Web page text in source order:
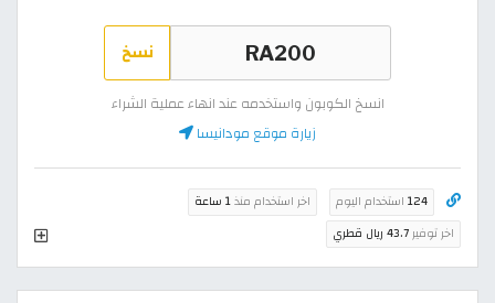
نسخ
انسخ الكوبون واستخدمه عند انهاء عملية الشراء
زيارة موقع مودانيسا
124 استخدام اليوم اخر استخدام منذ1 ساعة
اخر توفير43.7 ريال قطري